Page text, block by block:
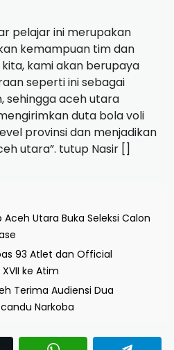
pelajar ini merupakan
kemampuan tim dan
kami akan berupaya
seperti ini sebagai
sehingga aceh utara
duta bola voli
provinsi dan menjadikan
utara”. tutup Nasir []
Aceh Utara Buka Seleksi Calon
93 Atlet dan Official
ke Atim
Terima Audiensi Dua
Narkoba